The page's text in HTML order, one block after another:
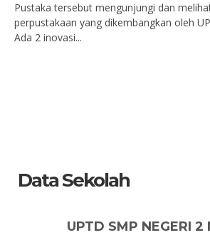
Pustaka tersebut mengunjungi dan
perpustakaan yang dikembangkan oleh
Ada 2 inovasi...
Data Sekolah
UPTD SMP NEGERI 2